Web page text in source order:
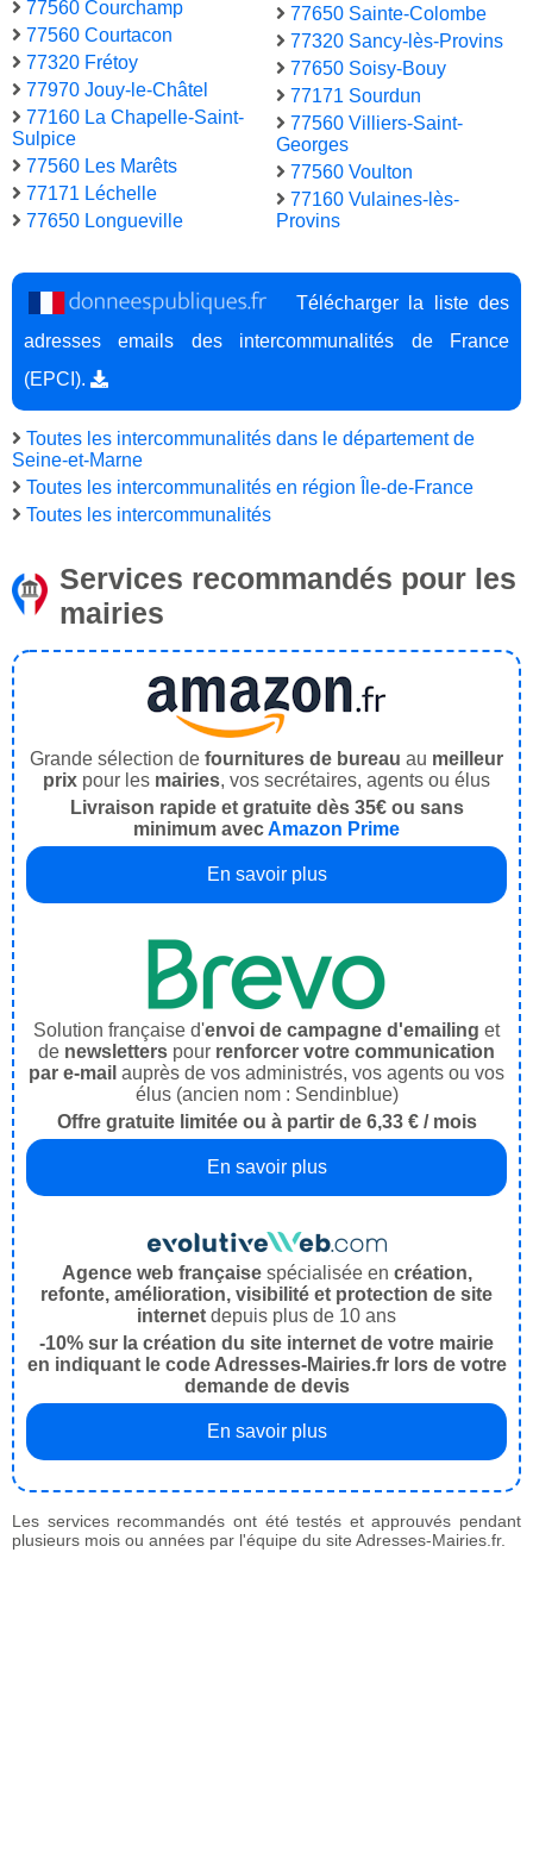
77560 Courchamp
77560 Courtacon
77320 Frétoy
77970 Jouy-le-Châtel
77160 La Chapelle-Saint-
Sulpice
77560 Les Marêts
77171 Léchelle
77650 Longueville
77650 Sainte-Colombe
77320 Sancy-lès-Provins
77650 Soisy-Bouy
77171 Sourdun
77560 Villiers-Saint-
Georges
77560 Voulton
77160 Vulaines-lès-
Provins
Télécharger la liste des
adresses emails des intercommunalités de France
(EPCI).
Toutes les intercommunalités dans le département de
Seine-et-Marne
Toutes les intercommunalités en région Île-de-France
Toutes les intercommunalités
Services recommandés pour les
mairies
Grande sélection de fournitures de bureau au meilleur
prix pour les mairies, vos secrétaires, agents ou élus
Livraison rapide et gratuite dès 35€ ou sans
minimum avecAmazon Prime
En savoir plus
Solution française d'envoi de campagne d'emailing et
de newsletters pour renforcer votre communication
par e-mail auprès de vos administrés, vos agents ou vos
élus (ancien nom : Sendinblue)
Offre gratuite limitée ou à partir de 6,33 € / mois
En savoir plus
Agence web françaisespécialisée en création,
refonte, amélioration, visibilité et protection de site
internet depuis plus de 10 ans
-10% sur la création du site internet de votre mairie
en indiquant le code Adresses-Mairies.fr lors de votre
demande de devis
En savoir plus
Les services recommandés ont été testés et approuvés pendant
plusieurs mois ou années par l'équipe du site Adresses-Mairies.fr.